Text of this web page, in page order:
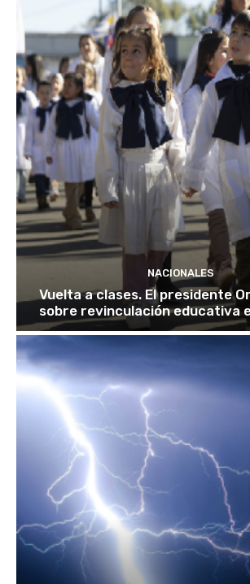
NACIONALES
Vuelta a clases. El presidente
sobre revinculación educativa